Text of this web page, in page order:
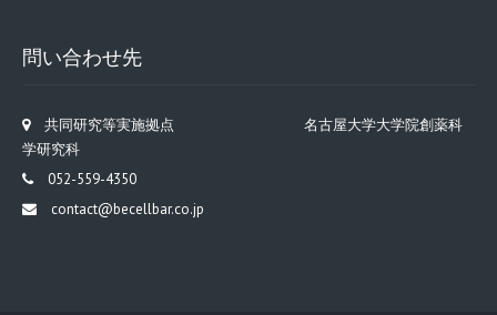
問い合わせ先
共同研究等実施拠点 名古屋大学大学院創薬科
学研究科
052-559-4350
contact@becellbar.co.jp